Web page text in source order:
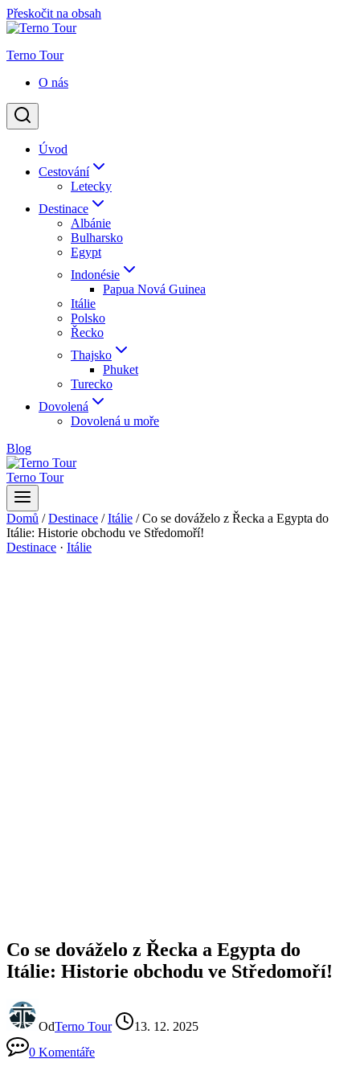
Přeskočit na obsah
Terno Tour
O nás
Úvod
Cestování
Letecky
Destinace
Albánie
Bulharsko
Egypt
Indonésie
Papua Nová Guinea
Itálie
Polsko
Řecko
Thajsko
Phuket
Turecko
Dovolená
Dovolená u moře
Blog
Terno Tour
Domů / Destinace / Itálie / Co se dováželo z Řecka a Egypta do
Itálie: Historie obchodu ve Středomoří!
Destinace · Itálie
Co se dováželo z Řecka a Egypta do
Itálie: Historie obchodu ve Středomoří!
OdTerno Tour
13. 12. 2025
0 Komentáře